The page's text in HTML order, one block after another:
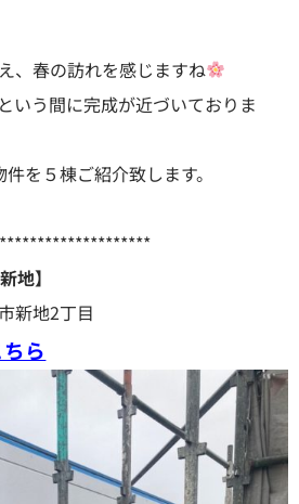
、春の訪れを感じますね
いう間に完成が近づいておりま
を５棟ご紹介致します。
地】
新地2丁目
ら